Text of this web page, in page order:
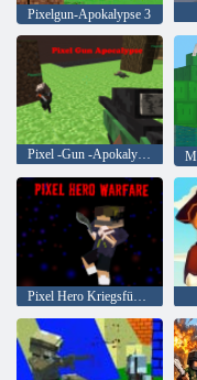
Pixelgun-Apokalypse 3
Pixel -Gun -Apokalypse
Pixel Hero Kriegsführung